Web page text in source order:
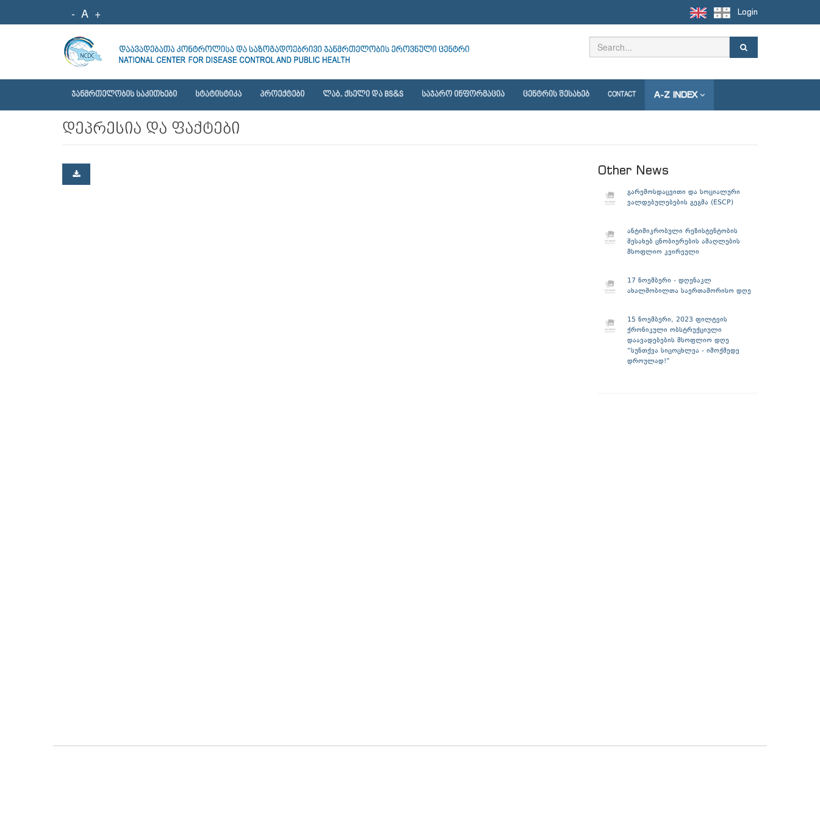
- A + Login
ᲯᲐᲜᲛᲠᲗᲔᲚᲝᲑᲘᲡ ᲡᲐᲙᲘᲗᲮᲔᲑᲘ ᲡᲢᲐᲢᲘᲡᲢᲘᲙᲐ ᲞᲠᲝᲔᲥᲢᲔᲑᲘ ᲚᲐᲑ. ᲥᲡᲔᲚᲘ ᲓᲐ BS&S ᲡᲐᲯᲐᲠᲝ ᲘᲜᲤᲝᲠᲛᲐᲪᲘᲐ ᲪᲔᲜᲢᲠᲘᲡ ᲨᲔᲡᲐᲮᲔᲑ CONTACT A-Z INDEX
დეპრესია და ფაქტები
Other News
გარემოსდაცვითი და სოციალური
ვალდებულებების გეგმა (ESCP)
ანტიმიკრობული რეზისტენტობის
შესახებ ცნობიერების ამაღლების
მსოფლიო კვირეული
17 ნოემბერი - დღენაკლ
ახალშობილთა საერთაშორისო დღე
15 ნოემბერი, 2023 ფილტვის
ქრონიკული ობსტრუქციული
დაავადებების მსოფლიო დღე
“სუნთქვა სიცოცხლეა - იმოქმედე
დროულად!”